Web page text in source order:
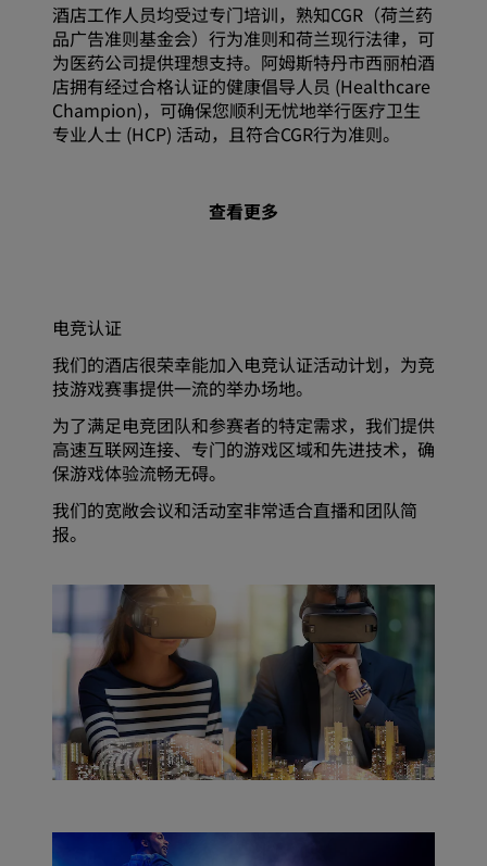
酒店工作人员均受过专门培训，熟知CGR（荷兰药
品广告准则基金会）行为准则和荷兰现行法律，可
为医药公司提供理想支持。阿姆斯特丹市西丽柏酒
店拥有经过合格认证的健康倡导人员 (Healthcare
Champion)，可确保您顺利无忧地举行医疗卫生
专业人士 (HCP) 活动，且符合CGR行为准则。
查看更多
电竞认证
我们的酒店很荣幸能加入电竞认证活动计划，为竞
技游戏赛事提供一流的举办场地。
为了满足电竞团队和参赛者的特定需求，我们提供
高速互联网连接、专门的游戏区域和先进技术，确
保游戏体验流畅无碍。
我们的宽敞会议和活动室非常适合直播和团队简
报。